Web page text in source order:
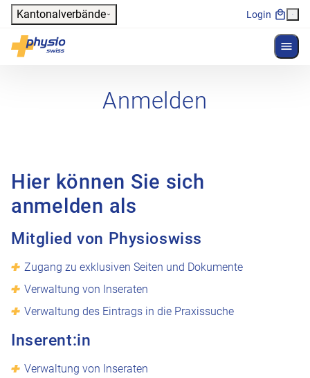
Header
Kantonalverbände Login
Physioswiss
Hauptnavigation
Anmelden
Hier können Sie sich
anmelden als
Mitglied von Physioswiss
Zugang zu exklusiven Seiten und Dokumente
Verwaltung von Inseraten
Verwaltung des Eintrags in die Praxissuche
Inserent:in
Verwaltung von Inseraten